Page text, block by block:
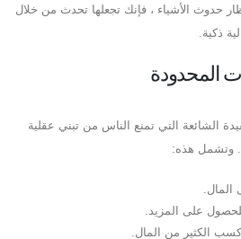
حدوث الأشياء ، فإنك تجعلها تحدث من خلال
ذكية.
المحدودة
الشائعة التي تمنع الناس من تبني عقلية
وتشمل هذه:
على المزيد.
كسب الكثير من المال.